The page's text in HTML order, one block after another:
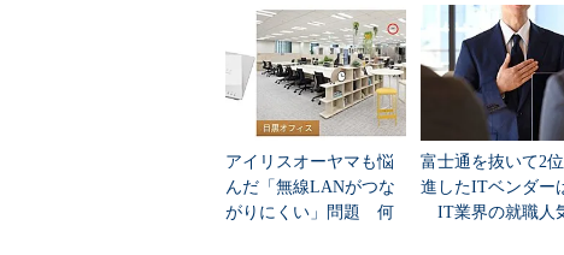
b．cp ~/config.old .config: make bzImage
c．cp ~/config.old .config: make oldconfig; make
d．cp ~/config.old .config: make defconfig; make
a、c
解説
a．make xconfigを起動し、既存のコンフィグレー
で、題意を満たすことができるので、正解です。
b．単にコピーして.configを用意するだけでなく
アイリスオーヤマも悩
んだ「無線LANがつな
がりにくい」問題 何
富士通を抜いて2
進したITベンダー
IT業界の就職人